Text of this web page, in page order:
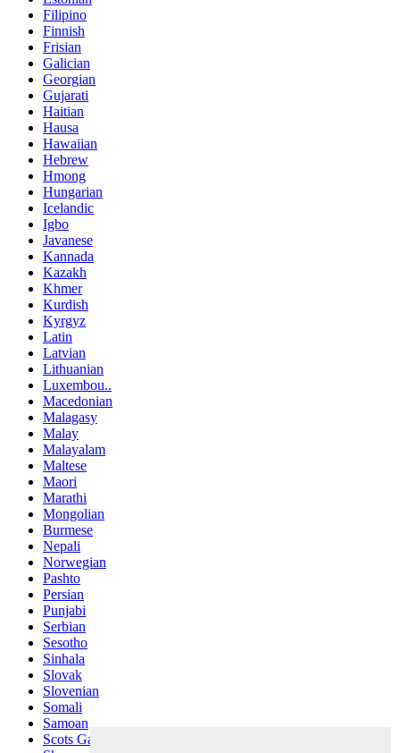
Filipino
Finnish
Frisian
Galician
Georgian
Gujarati
Haitian
Hausa
Hawaiian
Hebrew
Hmong
Hungarian
Icelandic
Igbo
Javanese
Kannada
Kazakh
Khmer
Kurdish
Kyrgyz
Latin
Latvian
Lithuanian
Luxembou..
Macedonian
Malagasy
Malay
Malayalam
Maltese
Maori
Marathi
Mongolian
Burmese
Nepali
Norwegian
Pashto
Persian
Punjabi
Serbian
Sesotho
Sinhala
Slovak
Slovenian
Somali
Samoan
Scots Gaelic